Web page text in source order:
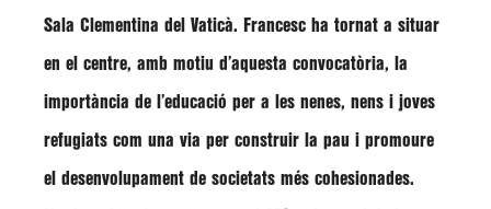
Sala Clementina del Vaticà. Francesc ha tornat a situar
en el centre, amb motiu d’aquesta convocatòria, la
importància de l’educació per a les nenes, nens i joves
refugiats com una via per construir la pau i promoure
el desenvolupament de societats més cohesionades.